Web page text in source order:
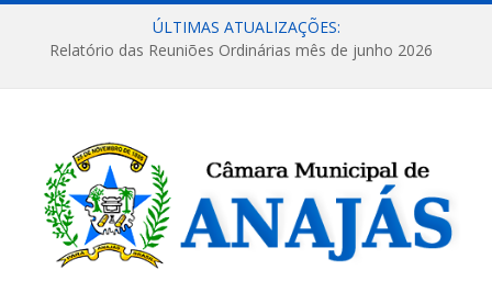
ÚLTIMAS ATUALIZAÇÕES:
Relatório das Reuniões Ordinárias mês de junho 2026